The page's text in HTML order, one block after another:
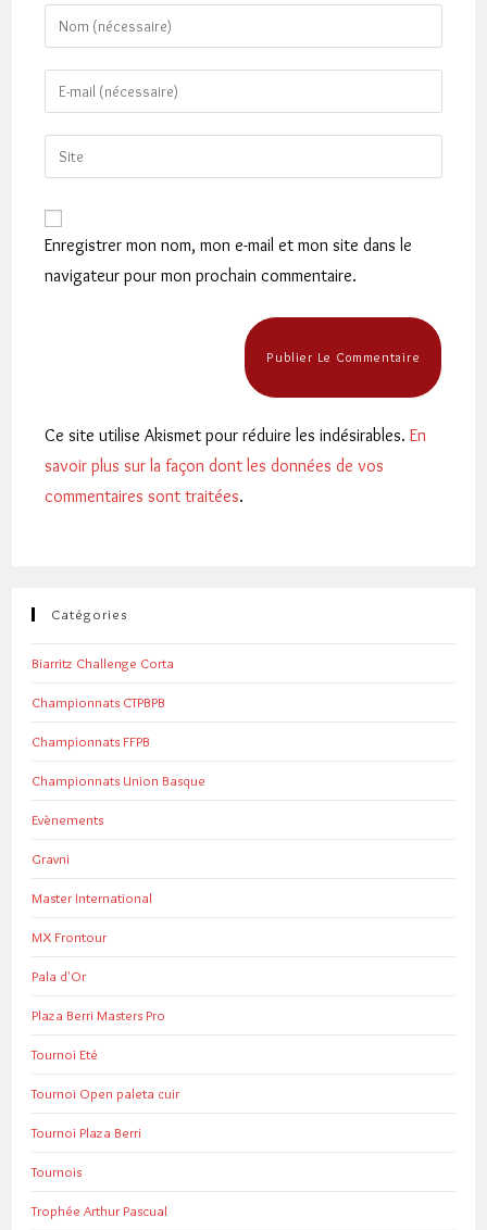
Enter
your
name
comment
Enter
your
email
address
Saisir
l’URL
votre
site
(facultatif)
Enregistrer mon nom, mon e-mail et mon site dans le
navigateur pour mon prochain commentaire.
Ce site utilise Akismet pour réduire les indésirables.En
savoir plus sur la façon dont les données de vos
commentaires sont traitées.
Catégories
Biarritz Challenge Corta
Championnats CTPBPB
Championnats FFPB
Championnats Union Basque
Evènements
Gravni
Master International
MX Frontour
Pala d'Or
Plaza Berri Masters Pro
Tournoi Eté
Tournoi Open paleta cuir
Tournoi Plaza Berri
Tournois
Trophée Arthur Pascual